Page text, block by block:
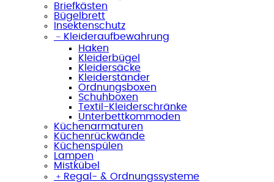
Briefkästen
Bügelbrett
Insektenschutz
﹣ Kleideraufbewahrung
Haken
Kleiderbügel
Kleidersäcke
Kleiderständer
Ordnungsboxen
Schuhboxen
Textil-Kleiderschränke
Unterbettkommoden
Küchenarmaturen
Küchenrückwände
Küchenspülen
Lampen
Mistkübel
﹢ Regal- & Ordnungssysteme